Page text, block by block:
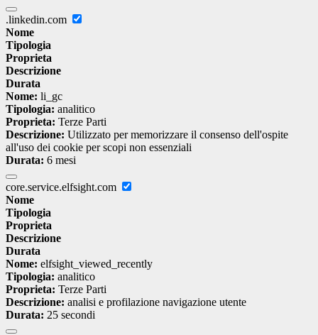
.linkedin.com
Nome
Tipologia
Proprieta
Descrizione
Durata
Nome: li_gc
Tipologia: analitico
Proprieta: Terze Parti
Descrizione: Utilizzato per memorizzare il consenso dell'ospite
all'uso dei cookie per scopi non essenziali
Durata: 6 mesi
core.service.elfsight.com
Nome
Tipologia
Proprieta
Descrizione
Durata
Nome: elfsight_viewed_recently
Tipologia: analitico
Proprieta: Terze Parti
Descrizione: analisi e profilazione navigazione utente
Durata: 25 secondi